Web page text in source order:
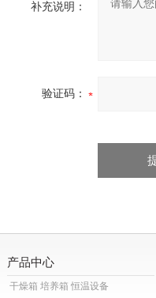
补充说明：
验证码：
产品中心
干燥箱 培养箱 恒温设备